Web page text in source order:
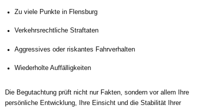
Zu viele Punkte in Flensburg
Verkehrsrechtliche Straftaten
Aggressives oder riskantes Fahrverhalten
Wiederholte Auffälligkeiten
Die Begutachtung prüft nicht nur Fakten, sondern vor allem Ihre
persönliche Entwicklung, Ihre Einsicht und die Stabilität Ihrer